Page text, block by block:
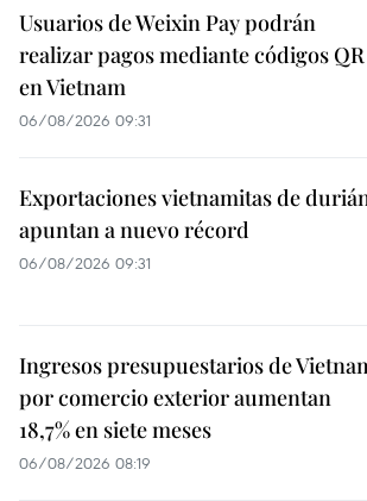
Usuarios de Weixin Pay podrán
realizar pagos mediante códigos QR
en Vietnam
06/08/2026 09:31
Exportaciones vietnamitas de
apuntan a nuevo récord
06/08/2026 09:31
Ingresos presupuestarios de
por comercio exterior aumentan
18,7% en siete meses
06/08/2026 08:19